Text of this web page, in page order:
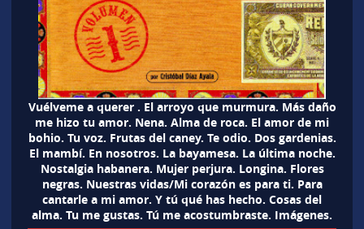
Vuélveme a querer . El arroyo que murmura. Más daño
me hizo tu amor. Nena. Alma de roca. El amor de mi
bohio. Tu voz. Frutas del caney. Te odio. Dos gardenias.
El mambí. En nosotros. La bayamesa. La última noche.
Nostalgia habanera. Mujer perjura. Longina. Flores
negras. Nuestras vidas/Mi corazón es para ti. Para
cantarle a mi amor. Y tú qué has hecho. Cosas del
alma. Tu me gustas. Tú me acostumbraste. Imágenes.